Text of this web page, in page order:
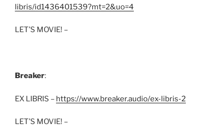
libris/id1436401539?mt=2&uo=4
LET’S MOVIE! –
Breaker:
EX LIBRIS – https://www.breaker.audio/ex-libris-2
LET’S MOVIE! –